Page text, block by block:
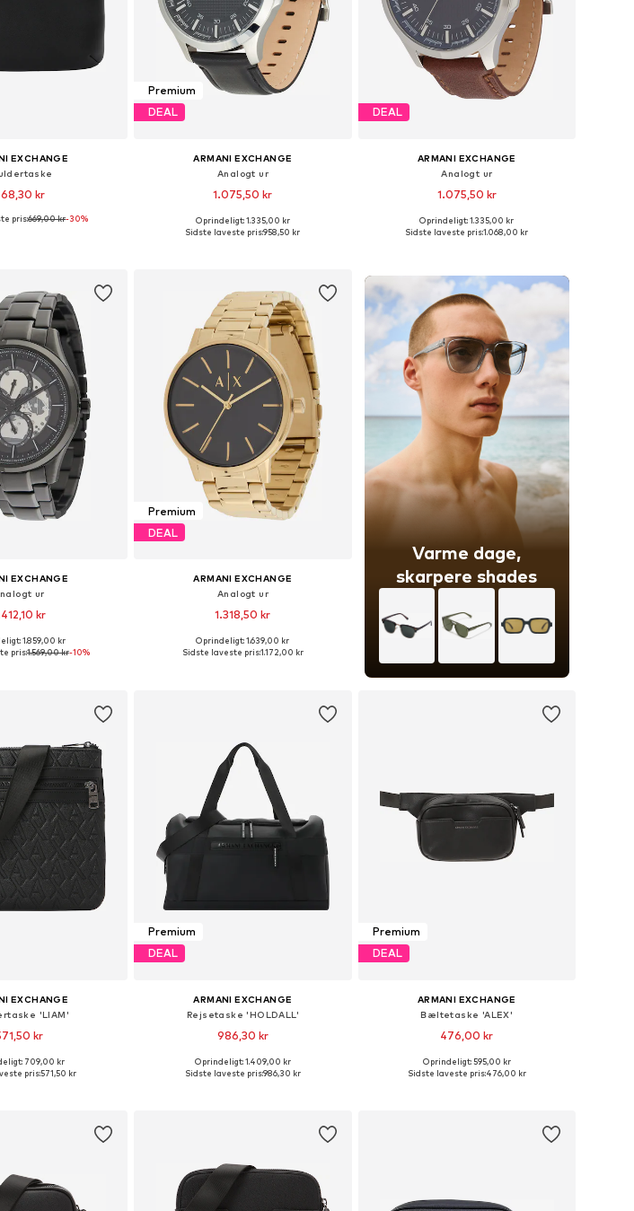
EXCHANGE
kr
One Size
pris:669,00 kr-30%
Premium
DEAL
ARMANI EXCHANGE
Analogt ur
1.075,50 kr
Tilgængelige størrelser: One Size
Oprindeligt: 1.335,00 kr
Sidste laveste pris:958,50 kr
DEAL
ARMANI EXCHANGE
Analogt ur
1.075,50 kr
Tilgængelige størrelser: One Size
Oprindeligt: 1.335,00 kr
Sidste laveste pris:1.068,00 kr
EXCHANGE
ur
kr
One Size
1.859,00 kr
pris:1.569,00 kr-10%
Premium
DEAL
ARMANI EXCHANGE
Analogt ur
1.318,50 kr
Tilgængelige størrelser: One Size
Oprindeligt: 1.639,00 kr
Sidste laveste pris:1.172,00 kr
Varme dage,
skarpere shades
EXCHANGE
'LIAM'
kr
One Size
709,00 kr
pris:571,50 kr
Premium
DEAL
ARMANI EXCHANGE
Rejsetaske 'HOLDALL'
986,30 kr
Tilgængelige størrelser: One Size
Oprindeligt: 1.409,00 kr
Sidste laveste pris:986,30 kr
Premium
DEAL
ARMANI EXCHANGE
Bæltetaske 'ALEX'
476,00 kr
Tilgængelige størrelser: One Size
Oprindeligt: 595,00 kr
Sidste laveste pris:476,00 kr